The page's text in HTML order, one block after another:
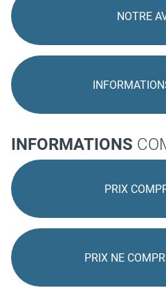
NOTRE
INFORMATIONS
PRIX
PRIX NE